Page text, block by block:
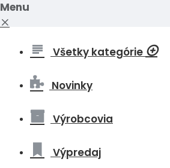
Menu
Všetky kategórie
Novinky
Výrobcovia
Výpredaj